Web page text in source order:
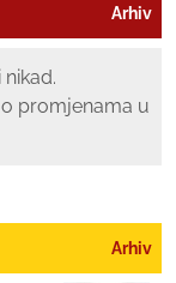
Arhiv
promjenama u
Arhiv